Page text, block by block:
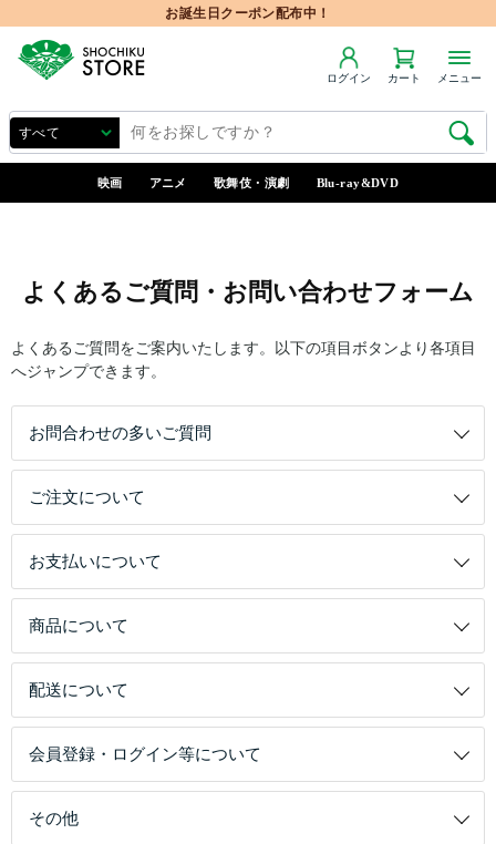
お誕生日クーポン配布中！
ログイン カート メニュー
映画 アニメ 歌舞伎・演劇 Blu-ray&DVD
よくあるご質問・お問い合わせフォーム
よくあるご質問をご案内いたします。以下の項目ボタンより各項目
へジャンプできます。
お問合わせの多いご質問
ご注文について
お支払いについて
商品について
配送について
会員登録・ログイン等について
その他